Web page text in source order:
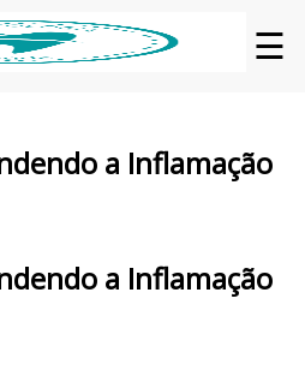
☰
a Inflamação
a Inflamação